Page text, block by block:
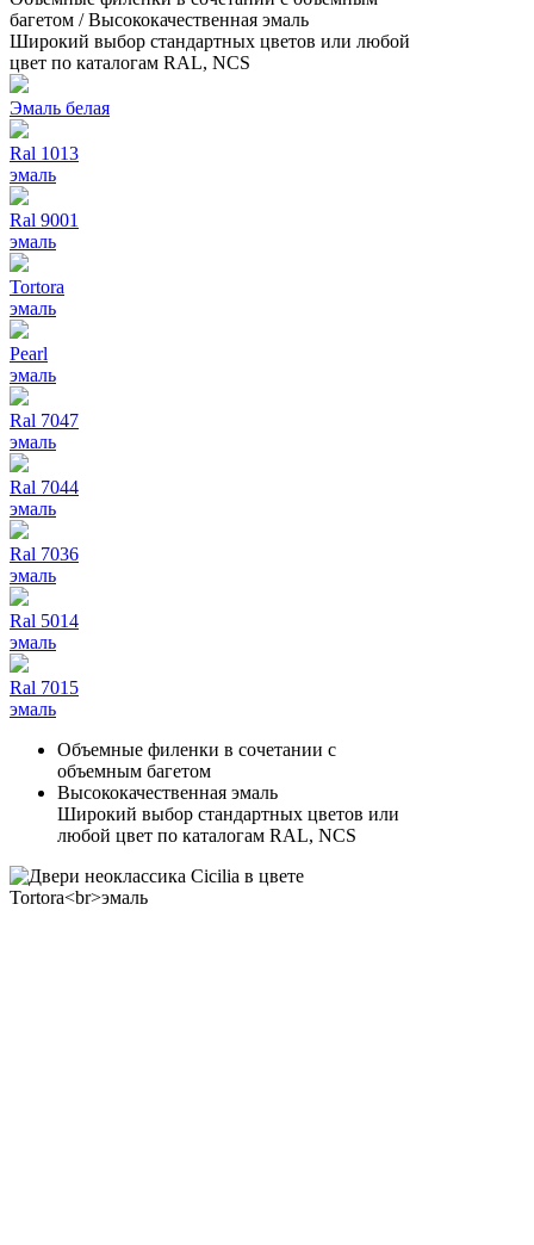
багетом / Высококачественная эмаль
Широкий выбор стандартных цветов или любой
цвет по каталогам RAL, NCS
Эмаль белая
Ral 1013
эмаль
Ral 9001
эмаль
Tortora
эмаль
Pearl
эмаль
Ral 7047
эмаль
Ral 7044
эмаль
Ral 7036
эмаль
Ral 5014
эмаль
Ral 7015
эмаль
Объемные филенки в сочетании с
объемным багетом
Высококачественная эмаль
Широкий выбор стандартных цветов или
любой цвет по каталогам RAL, NCS